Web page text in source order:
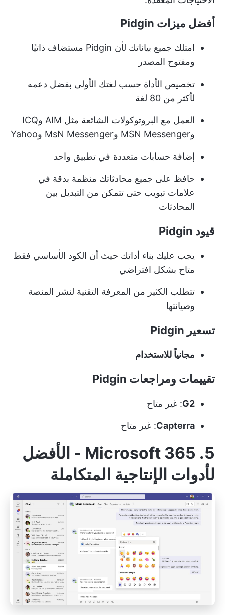
أفضل ميزات Pidgin
امتلك جميع بياناتك لأن Pidgin مستضاف ذاتيًا
ومفتوح المصدر
تخصيص الأداة حسب لغتك الأولى بفضل دعمه
لأكثر من 80 لغة
العمل مع البروتوكولات الشائعة مثل AIM وICQ
وMSN Messenger وMsN Messenger وYahoo
إضافة حسابات متعددة في تطبيق واحد
حافظ على جميع محادثاتك منظمة بدقة في
علامات تبويب حتى تتمكن من التبديل بين
المحادثات
قيود Pidgin
يجب عليك بناء أداتك حيث أن الكود الأساسي فقط
متاح بشكل افتراضي
تتطلب الكثير من المعرفة التقنية لنشر المنصة
وصيانتها
تسعير Pidgin
مجانياً للاستخدام
تقييمات ومراجعات Pidgin
G2: غير متاح
Capterra: غير متاح
5. Microsoft 365 - الأفضل
لأدوات الإنتاجية المتكاملة